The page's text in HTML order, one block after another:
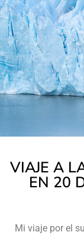
VIAJE A
EN 20
Mi viaje por el